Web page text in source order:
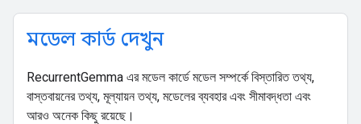
মডেল কার্ড দেখুন
RecurrentGemma এর মডেল কার্ডে মডেল সম্পর্কে বিস্তারিত তথ্য,
বাস্তবায়নের তথ্য, মূল্যায়ন তথ্য, মডেলের ব্যবহার এবং সীমাবদ্ধতা এবং
আরও অনেক কিছু রয়েছে।